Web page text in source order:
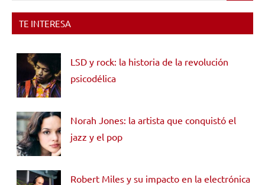
TE INTERESA
LSD y rock: la historia de la revolución
psicodélica
Norah Jones: la artista que conquistó el
jazz y el pop
Robert Miles y su impacto en la electrónica